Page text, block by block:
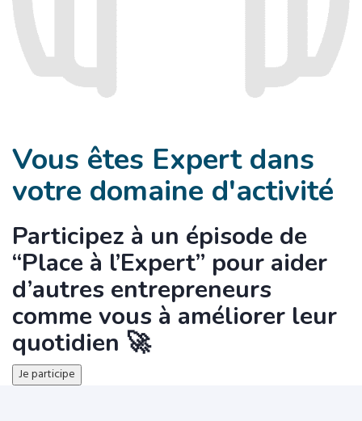
Vous êtes Expert dans
votre domaine d'activité
Participez à un épisode de
“Place à l’Expert” pour aider
d’autres entrepreneurs
comme vous à améliorer leur
quotidien 🚀
Je participe